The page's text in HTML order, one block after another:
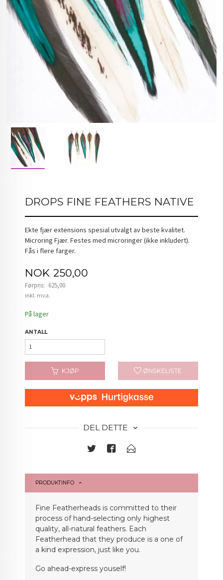
DROPS FINE FEATHERS NATIVE
Ekte fjær extensions spesial utvalgt av beste kvalitet.
Microring Fjær. Festes med microringer (ikke inkludert).
Fås i flere farger.
Tilbud
NOK 250,00
Førpris: 625,00
Rabatt
inkl. mva.
På lager
ANTALL
KJØP ØNSKELISTE
DEL DETTE
PRODUKTINFO
Fine Featherheads is committed to their
process of hand-selecting only highest
quality, all-natural feathers. Each
Featherhead that they produce is a one of
a kind expression, just like you.
Go ahead-express youself!